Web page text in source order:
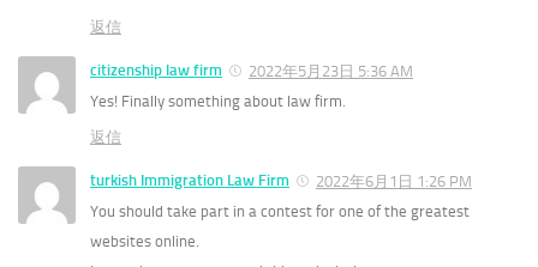
返信
citizenship law firm
2022年5月23日 5:36 AM
Yes! Finally something about law firm.
返信
turkish Immigration Law Firm
2022年6月1日 1:26 PM
You should take part in a contest for one of the greatest
websites online.